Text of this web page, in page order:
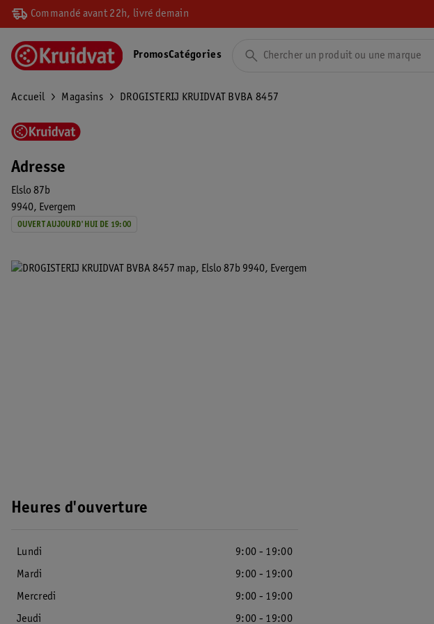
Commandé avant 22h, livré demain
PromosCatégories
Accueil Magasins DROGISTERIJ KRUIDVAT BVBA 8457
Adresse
Elslo 87b
9940
Evergem
OUVERT AUJOURD'HUI DE 19:00
Heures d'ouverture
Lundi
9:00 - 19:00
Mardi
9:00 - 19:00
Mercredi
9:00 - 19:00
Jeudi
9:00 - 19:00